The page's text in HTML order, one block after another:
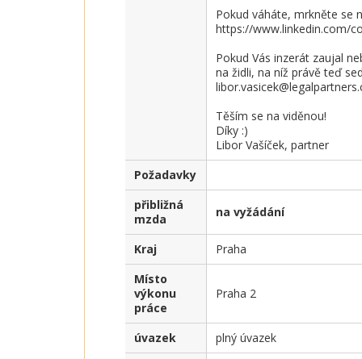
Pokud váháte, mrkněte se
https://www.linkedin.com/
Pokud Vás inzerát zaujal
na židli, na níž právě teď
Těším se na viděnou!
Díky :)
Libor Vašíček, partner
Požadavky
přibližná
mzda
na vyžádání
Kraj
Praha
Místo
výkonu
práce
Praha 2
úvazek
plný úvazek